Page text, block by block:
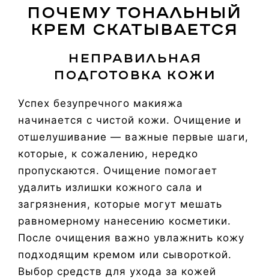
Почему тональный
крем скатывается
Неправильная
подготовка кожи
Успех безупречного макияжа
начинается с чистой кожи. Очищение и
отшелушивание — важные первые шаги,
которые, к сожалению, нередко
пропускаются. Очищение помогает
удалить излишки кожного сала и
загрязнения, которые могут мешать
равномерному нанесению косметики.
После очищения важно увлажнить кожу
подходящим кремом или сывороткой.
Выбор средств для ухода за кожей